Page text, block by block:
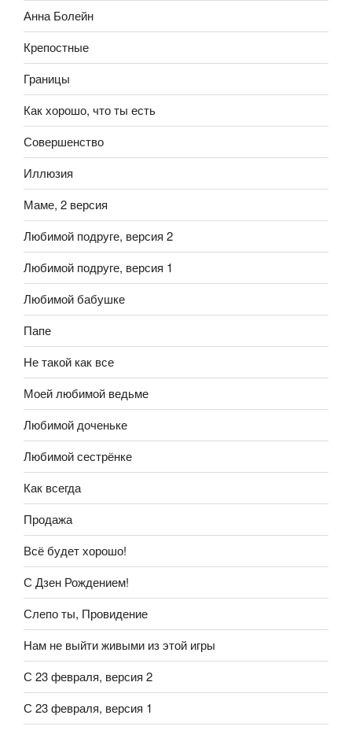
Анна Болейн
Крепостные
Границы
Как хорошо, что ты есть
Совершенство
Иллюзия
Маме, 2 версия
Любимой подруге, версия 2
Любимой подруге, версия 1
Любимой бабушке
Папе
Не такой как все
Моей любимой ведьме
Любимой доченьке
Любимой сестрёнке
Как всегда
Продажа
Всё будет хорошо!
С Дзен Рождением!
Слепо ты, Провидение
Нам не выйти живыми из этой игры
С 23 февраля, версия 2
С 23 февраля, версия 1